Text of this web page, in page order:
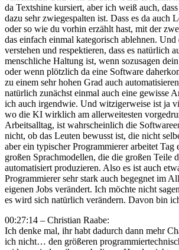
da Textshine kursiert, aber ich weiß auch,
dazu sehr zwiegespalten ist. Dass es da auch
oder so wie du vorhin erzählt hast, mit der
das einfach einmal kategorisch ablehnen. Und
verstehen und respektieren, dass es natürlich
menschliche Haltung ist, wenn sozusagen
oder wenn plötzlich da eine Software
zu einem sehr hohen Grad auch
natürlich zunächst einmal auch eine gewisse
ich auch irgendwie. Und witzigerweise ist ja
wo die KI wirklich am allerweitesten
Arbeitsalltag, ist wahrscheinlich die
nicht, ob das Leuten bewusst ist, die nicht
aber ein typischer Programmierer arbeitet Tag
großen Sprachmodellen, die die großen Teile
automatisiert produzieren. Also es ist auch
Programmierer sehr stark auch begegnet im
eigenen Jobs verändert. Ich möchte nicht
es wird sich natürlich verändern. Davon bin
00:27:14 – Christian Raabe:
Ich denke mal, ihr habt dadurch dann mehr
ich nicht… den größeren